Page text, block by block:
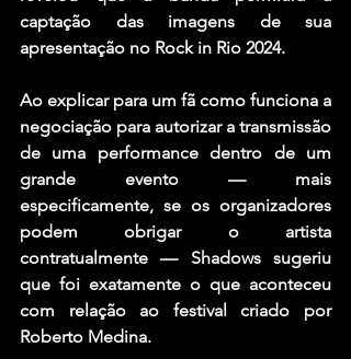
captação das imagens de sua
apresentação no Rock in Rio 2024.
Ao explicar para um fã como funciona a
negociação para autorizar a transmissão
de uma performance dentro de um
grande evento — mais
especificamente, se os organizadores
podem obrigar o artista
contratualmente — Shadows sugeriu
que foi exatamente o que aconteceu
com relação ao festival criado por
Roberto Medina.